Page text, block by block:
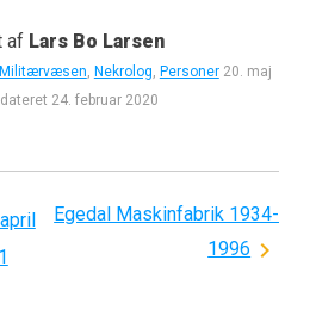
af Lars Bo Larsen
Militærvæsen Nekrolog Personer 20. maj
24. februar 2020
Egedal Maskinfabrik 1934-
1996